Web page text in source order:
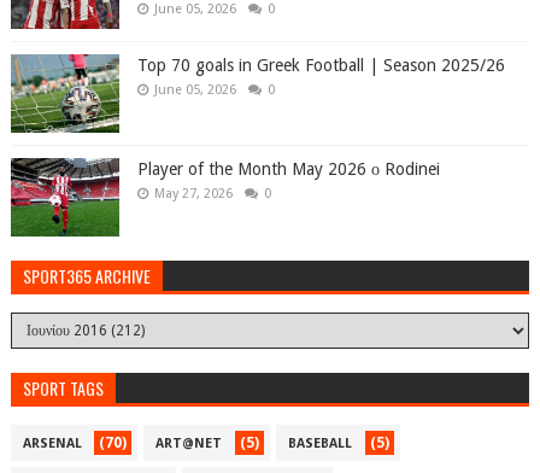
June 05, 2026 0
Top 70 goals in Greek Football | Season 2025/26
June 05, 2026 0
Player of the Month May 2026 ο Rodinei
May 27, 2026 0
SPORT365 ARCHIVE
SPORT TAGS
ARSENAL (70) ART@NET (5) BASEBALL (5)